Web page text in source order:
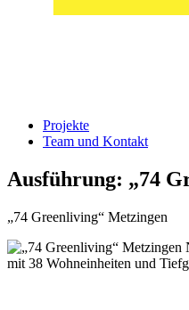
Projekte
Team und Kontakt
Ausführung: „74
„74 Greenliving“ Metzingen